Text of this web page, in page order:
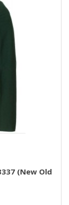
(new Old